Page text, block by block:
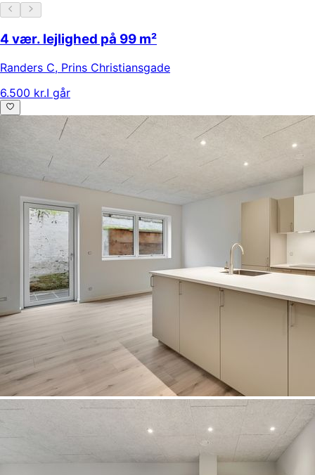
4 vær. lejlighed på 99 m²
Randers C, Prins Christiansgade
6.500 kr.I går